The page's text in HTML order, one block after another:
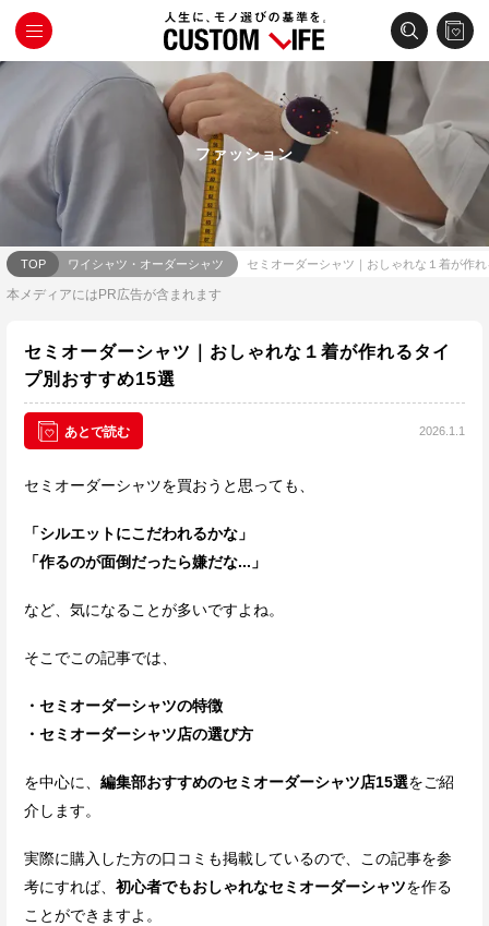
ファッション
TOP ワイシャツ・オーダーシャツ セミオーダーシャツ｜おしゃれな１着が作
本メディアにはPR広告が含まれます
セミオーダーシャツ｜おしゃれな１着が作れるタイ
プ別おすすめ15選
あとで読む 2026.1.1
セミオーダーシャツを買おうと思っても、
「シルエットにこだわれるかな」
「作るのが面倒だったら嫌だな...」
など、気になることが多いですよね。
そこでこの記事では、
・セミオーダーシャツの特徴
・セミオーダーシャツ店の選び方
を中心に、 編集部おすすめのセミオーダーシャツ店15選をご紹
介します。
実際に購入した方の口コミも掲載しているので、この記事を参
考にすれば、 初心者でもおしゃれなセミオーダーシャツを作る
ことができますよ。